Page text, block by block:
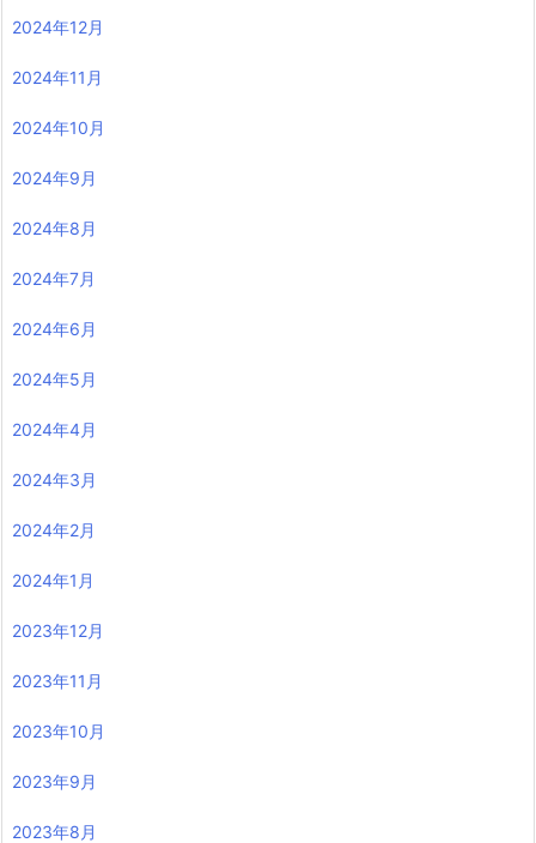
2024年12月
2024年11月
2024年10月
2024年9月
2024年8月
2024年7月
2024年6月
2024年5月
2024年4月
2024年3月
2024年2月
2024年1月
2023年12月
2023年11月
2023年10月
2023年9月
2023年8月